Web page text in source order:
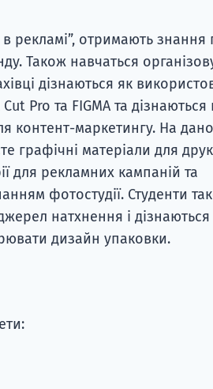
в рекламі”, отримають знання
Також навчаться
дізнаються як
Pro та FIGMA та дізнаються
контент-маркетингу. На
графічні матеріали для
для рекламних кампаній та
фотостудії. Студенти
натхнення і
дизайн упаковки.